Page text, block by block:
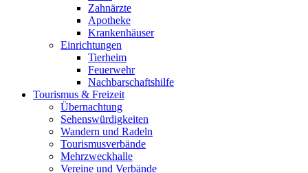
Zahnärzte
Apotheke
Krankenhäuser
Einrichtungen
Tierheim
Feuerwehr
Nachbarschaftshilfe
Tourismus & Freizeit
Übernachtung
Sehenswürdigkeiten
Wandern und Radeln
Tourismusverbände
Mehrzweckhalle
Vereine und Verbände